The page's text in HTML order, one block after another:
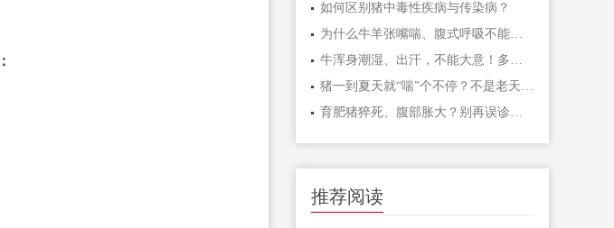
如何区别猪中毒性疾病与传染病？
为什么牛羊张嘴喘、腹式呼吸不能一上来就打氟苯尼考多西环素、卡那霉素泰乐菌素等？而是先打氨茶碱、呋塞米、地塞米松？
牛浑身潮湿、出汗，不能大意！多半是“牛酮病”这个配方投喂，几天快速恢复正常。养牛必看
推荐阅读